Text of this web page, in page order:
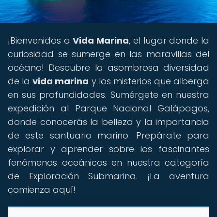
¡Bienvenidos aVida Marina, el lugar donde la
curiosidad se sumerge en las maravillas del
océano! Descubre la asombrosa diversidad
de lavida marina y los misterios que alberga
en sus profundidades. Sumérgete en nuestra
expedición al Parque Nacional Galápagos,
donde conocerás la belleza y la importancia
de este santuario marino. Prepárate para
explorar y aprender sobre los fascinantes
fenómenos oceánicos en nuestra categoría
de Exploración Submarina. ¡La aventura
comienza aquí!